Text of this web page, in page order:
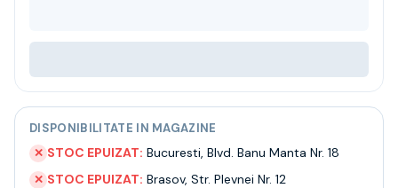
Termeni si conditii
Intrebari frecvente
DISPONIBILITATE IN MAGAZINE
✕ STOC EPUIZAT: Bucuresti, Blvd. Banu Manta Nr. 18
✕ STOC EPUIZAT: Brasov, Str. Plevnei Nr. 12